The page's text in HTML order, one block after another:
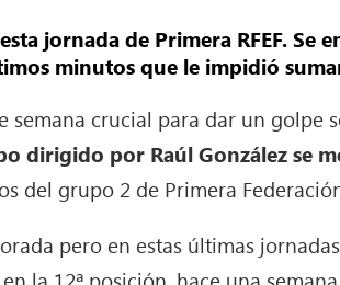
jornada de Primera RFEF. Se
minutos que le impidió
crucial para dar un golpe
dirigido por Raúl González se
del grupo 2 de Primera
pero en estas últimas